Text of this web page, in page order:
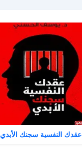
عقدك النفسية سجنك الأبدي